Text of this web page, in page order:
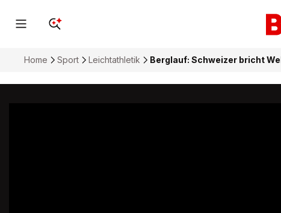
Home Sport Leichtathletik Berglauf: Schweizer bricht